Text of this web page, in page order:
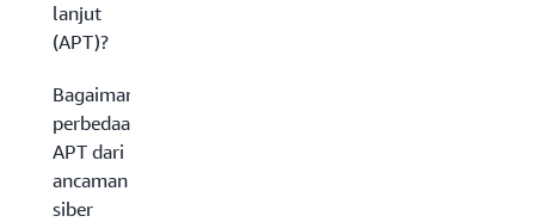
lanjut
(APT)?
Bagaimana
perbedaan
APT dari
ancaman
siber